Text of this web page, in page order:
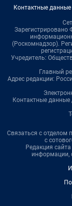
Контактные
Зарегистрировано
(Роскомнадзор).
Учредитель:
Главный
Адрес редакции:
Контактные данные
Связаться с отделом
с
Редакция сайта
информации,